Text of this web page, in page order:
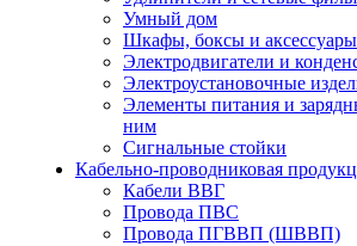
Умный дом
Шкафы, боксы и аксессуары
Электродвигатели и
Электроустановочные
Элементы питания и
ним
Сигнальные стойки
Кабельно-проводниковая
Кабели ВВГ
Провода ПВС
Провода ПГВВП (ШВВП)